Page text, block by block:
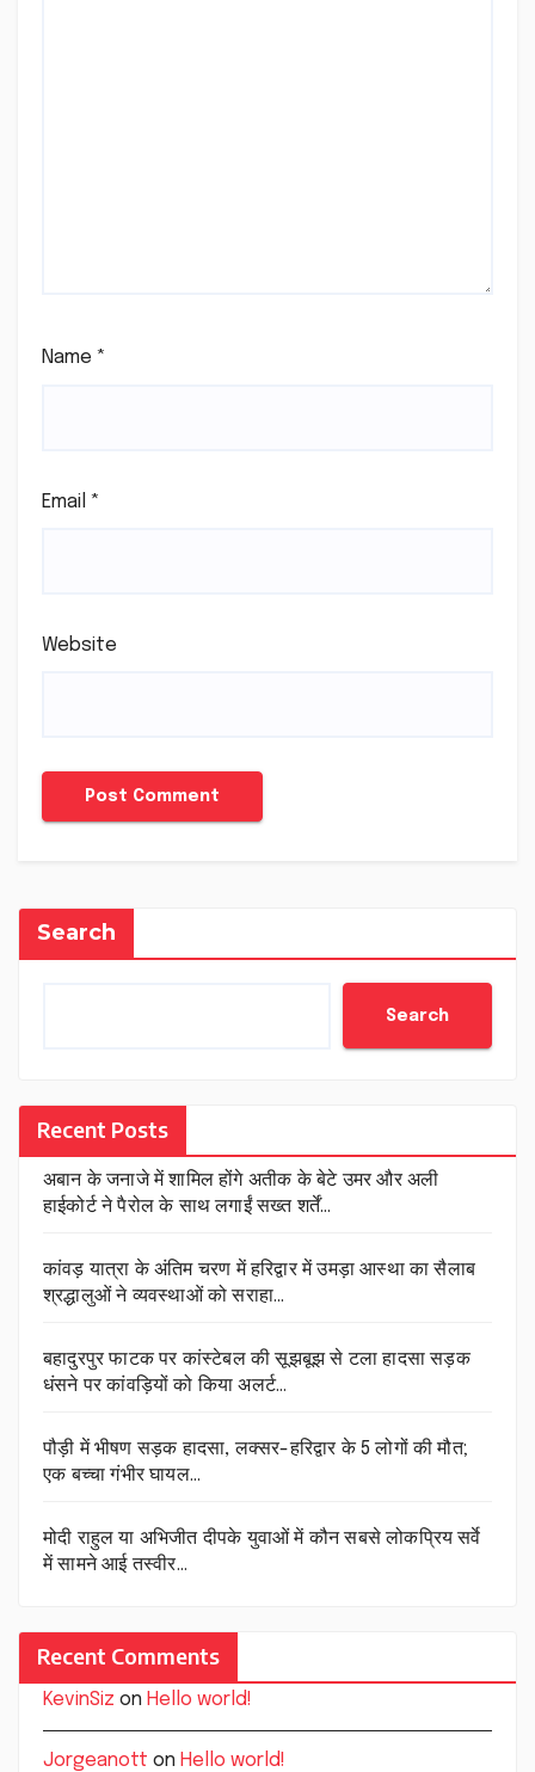
Name *
Email *
Website
Search
Search
Recent Posts
अबान के जनाजे में शामिल होंगे अतीक के बेटे उमर और अली
हाईकोर्ट ने पैरोल के साथ लगाईं सख्त शर्तें…
कांवड़ यात्रा के अंतिम चरण में हरिद्वार में उमड़ा आस्था का सैलाब
श्रद्धालुओं ने व्यवस्थाओं को सराहा…
बहादुरपुर फाटक पर कांस्टेबल की सूझबूझ से टला हादसा सड़क
धंसने पर कांवड़ियों को किया अलर्ट…
पौड़ी में भीषण सड़क हादसा, लक्सर-हरिद्वार के 5 लोगों की मौत;
एक बच्चा गंभीर घायल…
मोदी राहुल या अभिजीत दीपके युवाओं में कौन सबसे लोकप्रिय सर्वे
में सामने आई तस्वीर…
Recent Comments
KevinSiz on Hello world!
Jorgeanott on Hello world!